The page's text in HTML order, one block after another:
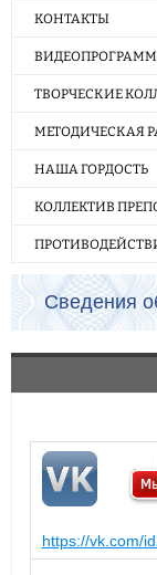
КОНТАКТЫ
ТВОРЧЕСКИЕ
МЕТОДИЧЕСКАЯ
НАША ГОРДОСТЬ
КОЛЛЕКТИВ
Сведения
https://vk.com/